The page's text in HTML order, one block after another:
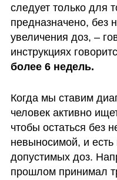
следует только для
предназначено, без
увеличения доз, –
инструкциях
более 6 недель.
Когда мы ставим
человек активно
чтобы остаться без
невыносимой, и есть
допустимых доз.
прошлом принимал